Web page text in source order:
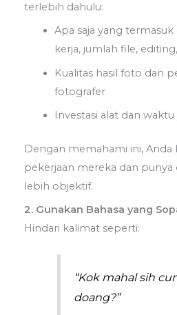
terlebih dahulu:
Apa saja yang
kerja, jumlah file,
Kualitas hasil foto dan
fotografer
Investasi alat dan
Dengan memahami ini, Anda
pekerjaan mereka dan punya
lebih objektif.
2. Gunakan Bahasa yang
Hindari kalimat seperti:
“Kok mahal sih
doang?”